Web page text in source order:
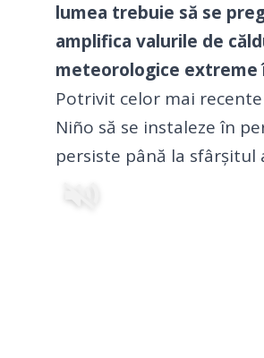
lumea trebuie să se
amplifica valurile de
meteorologice extreme
Potrivit celor mai
Niño să se instaleze în
persiste până la sfârșitul